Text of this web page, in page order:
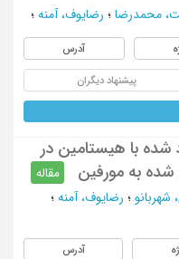
محمدرضا ؛ رضایوف، آمنه ؛
آدرس
پیشنهاد دیگران
شده با هیستامین در
به مورفین
مقاله
شهربانو ؛ رضایوف، آمنه ؛
آدرس